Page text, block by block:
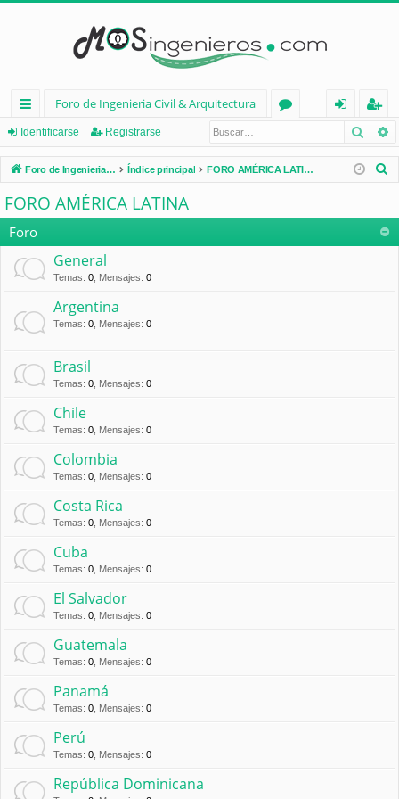
nl
ac
es
rá
pi
d
Foro de Ingenieria Civil & Arquitectura
os
nt
ifi
eg
ist
ra
Identificarse Registrarse
Foro de Ingenieria Civil & Arquitectura Índice principal FORO AMÉRICA LATINA
a
FORO AMÉRICA LATINA
Foro
General
Temas: 0 Mensajes: 0
Argentina
Temas: 0 Mensajes: 0
Brasil
Temas: 0 Mensajes: 0
Chile
Temas: 0 Mensajes: 0
Colombia
Temas: 0 Mensajes: 0
Costa Rica
Temas: 0 Mensajes: 0
Cuba
Temas: 0 Mensajes: 0
El Salvador
Temas: 0 Mensajes: 0
Guatemala
Temas: 0 Mensajes: 0
Panamá
Temas: 0 Mensajes: 0
Perú
Temas: 0 Mensajes: 0
República Dominicana